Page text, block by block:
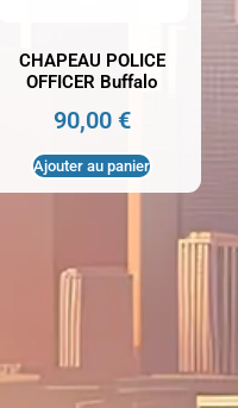
CHAPEAU POLICE
OFFICER Buffalo
90,00 €
Ajouter au panier